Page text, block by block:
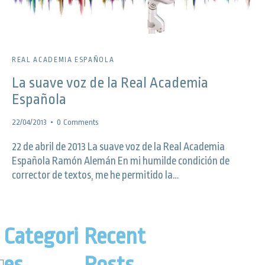
REAL ACADEMIA ESPAÑOLA
La suave voz de la Real Academia
Española
22/04/2013 0 Comments
22 de abril de 2013 La suave voz de la Real Academia
Española Ramón Alemán En mi humilde condición de
corrector de textos, me he permitido la…
Categori Recent